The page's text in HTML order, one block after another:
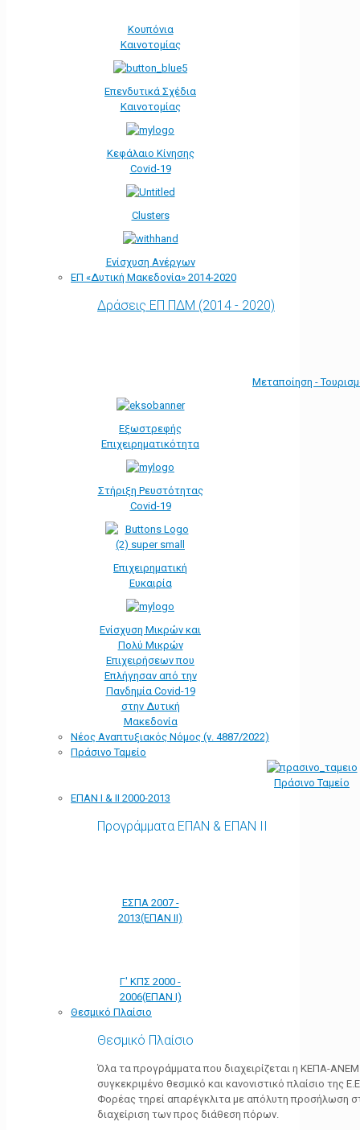
Κουπόνια
Καινοτομίας
Επενδυτικά Σχέδια
Καινοτομίας
Κεφάλαιο Κίνησης
Covid-19
Clusters
Ενίσχυση Ανέργων
ΕΠ «Δυτική Μακεδονία» 2014-2020
Δράσεις ΕΠ ΠΔΜ (2014 - 2020)
Μεταποίηση -
Εξωστρεφής
Επιχειρηματικότητα
Στήριξη Ρευστότητας
Covid-19
Επιχειρηματική
Ευκαιρία
Ενίσχυση Μικρών και
Πολύ Μικρών
Επιχειρήσεων που
Επλήγησαν από την
Πανδημία Covid-19
στην Δυτική
Μακεδονία
Νέος Αναπτυξιακός Νόμος (ν. 4887/2022)
Πράσινο Ταμείο
Πράσινο Ταμείο
ΕΠΑΝ Ι & ΙΙ 2000-2013
Προγράμματα ΕΠΑΝ & ΕΠΑΝ ΙΙ
ΕΣΠΑ 2007 -
2013(ΕΠΑΝ ΙΙ)
Γ' ΚΠΣ 2000 -
2006(ΕΠΑΝ Ι)
Θεσμικό Πλαίσιο
Θεσμικό Πλαίσιο
Όλα τα προγράμματα που διαχειρίζεται η ΚΕΠΑ-
συγκεκριμένο θεσμικό και κανονιστικό πλαίσιο της
Φορέας τηρεί απαρέγκλιτα με απόλυτη προσήλωση
διαχείριση των προς διάθεση πόρων.